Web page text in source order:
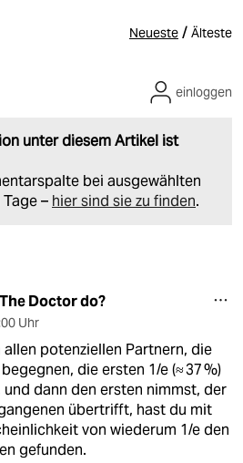
Neueste / Älteste
unter diesem Artikel ist
bei ausgewählten
– hier sind sie zu finden.
einloggen
Doctor do?
Uhr
allen potenziellen Partnern, die
die ersten 1/e (≈ 37 %)
und dann den ersten nimmst, der
übertrifft, hast du mit
von wiederum 1/e den
gefunden.